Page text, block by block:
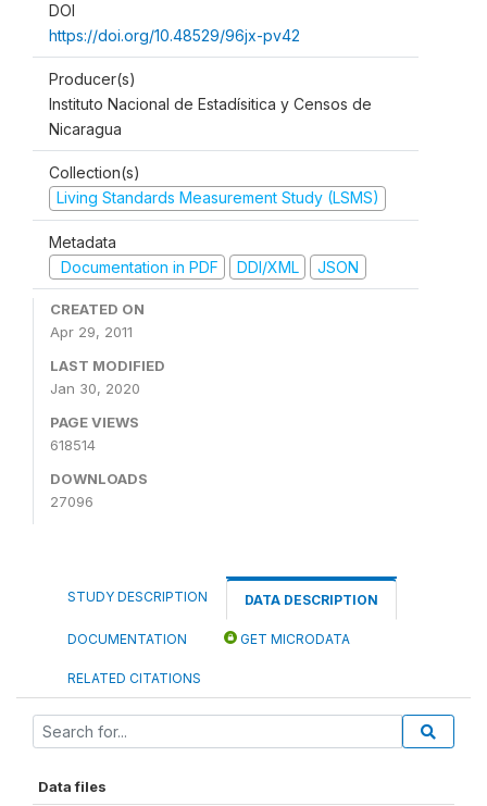
DOI
https://doi.org/10.48529/96jx-pv42
Producer(s)
Instituto Nacional de Estadísitica y Censos de
Nicaragua
Collection(s)
Living Standards Measurement Study (LSMS)
Metadata
Documentation in PDF
DDI/XML JSON
CREATED ON
Apr 29, 2011
LAST MODIFIED
Jan 30, 2020
PAGE VIEWS
618514
DOWNLOADS
27096
STUDY DESCRIPTION DATA DESCRIPTION
DOCUMENTATION GET MICRODATA
RELATED CITATIONS
Data files